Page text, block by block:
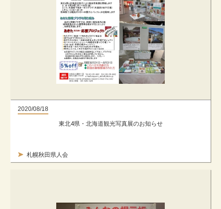
2020/08/18
札幌秋田県人会
東北4県・北海道観光写真展のお知らせ